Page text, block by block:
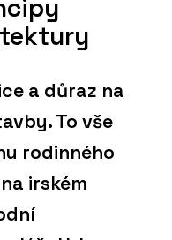
a důraz na
To vše
rodinného
irském